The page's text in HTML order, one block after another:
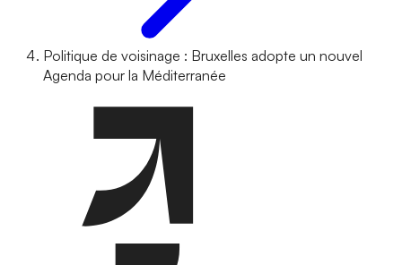
Politique de voisinage : Bruxelles adopte un nouvel
Agenda pour la Méditerranée